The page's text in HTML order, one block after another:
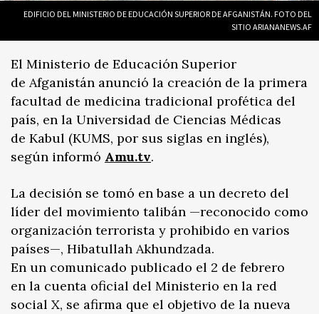
EDIFICIO DEL MINISTERIO DE EDUCACIÓN SUPERIOR DE AFGANISTÁN. FOTO DEL
SITIO ARIANANEWS.AF
El Ministerio de Educación Superior
de Afganistán anunció la creación de la primera
facultad de medicina tradicional profética del
país, en la Universidad de Ciencias Médicas
de Kabul (KUMS, por sus siglas en inglés),
según informó Amu.tv.
La decisión se tomó en base a un decreto del
líder del movimiento talibán —reconocido como
organización terrorista y prohibido en varios
países—, Hibatullah Akhundzada.
En un comunicado publicado el 2 de febrero
en la cuenta oficial del Ministerio en la red
social X, se afirma que el objetivo de la nueva